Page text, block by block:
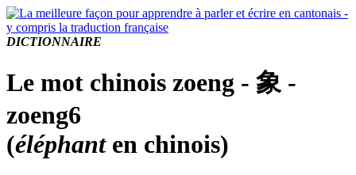
DICTIONNAIRE
Le mot chinois zoeng - 象 -
zoeng6
(éléphanten chinois)